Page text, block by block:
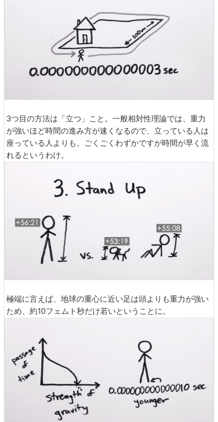
3つ目の方法は「立つ」こと。一般相対性理論では、重力
が強いほど時間の進み方が速くなるので、立っている人は
座っている人よりも、ごくごくわずかですが時間が早く流
れるというわけ。
極端に言えば、地球の重心に近い足は頭よりも重力が強い
ため、約10フェムト秒だけ若いということに。